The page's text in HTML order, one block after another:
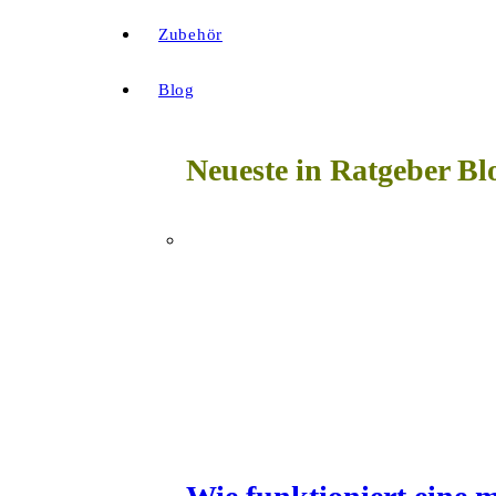
Zubehör
Blog
Neueste in Ratgeber